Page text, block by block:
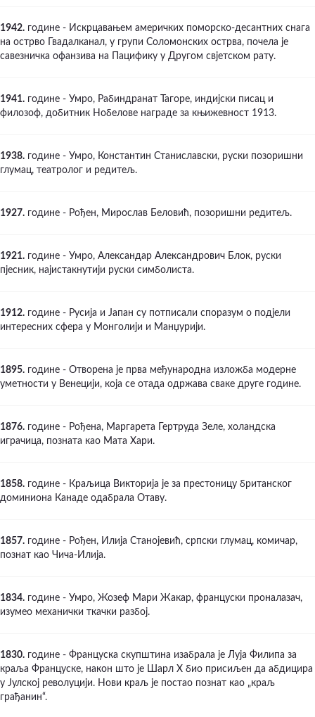
1942. године - Искрцавањем америчких поморско-десантних снага
на острво Гвадалканал, у групи Соломонских острва, почела је
савезничка офанзива на Пацифику у Другом свјетском рату.
1941. године - Умро, Рабиндранат Тагоре, индијски писац и
филозоф, добитник Нобелове награде за књижевност 1913.
1938. године - Умро, Константин Станиславски, руски позоришни
глумац, театролог и редитељ.
1927. године - Рођен, Мирослав Беловић, позоришни редитељ.
1921. године - Умро, Александар Александрович Блок, руски
пјесник, најистакнутији руски симболиста.
1912. године - Русија и Јапан су потписали споразум о подјели
интересних сфера у Монголији и Манџурији.
1895. године - Отворена је прва међународна изложба модерне
уметности у Венецији, која се отада одржава сваке друге године.
1876. године - Рођена, Маргарета Гертруда Зеле, холандска
играчица, позната као Мата Хари.
1858. године - Краљица Викторија је за престоницу британског
доминиона Канаде одабрала Отаву.
1857. године - Рођен, Илија Станојевић, српски глумац, комичар,
познат као Чича-Илија.
1834. године - Умро, Жозеф Мари Жакар, француски проналазач,
изумео механички ткачки разбој.
1830. године - Француска скупштина изабрала је Луја Филипа за
краља Француске, након што је Шарл X био присиљен да абдицира
у Јулској револуцији. Нови краљ је постао познат као „краљ
грађанин“.